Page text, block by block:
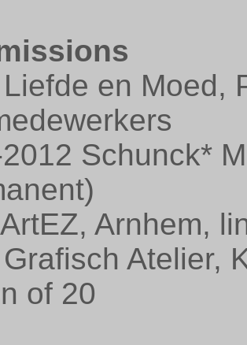
en Moed,
Schunck*
Arnhem,
Atelier,
of 20